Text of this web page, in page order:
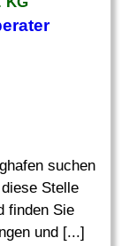
suchen
Stelle
finden Sie
und [...]